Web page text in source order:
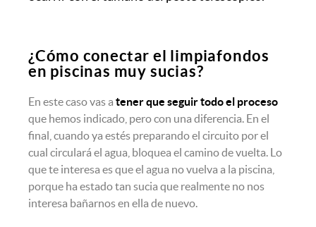
¿Cómo conectar el limpiafondos
en piscinas muy sucias?
En este caso vas a tener que seguir todo el proceso
que hemos indicado, pero con una diferencia. En el
final, cuando ya estés preparando el circuito por el
cual circulará el agua, bloquea el camino de vuelta. Lo
que te interesa es que el agua no vuelva a la piscina,
porque ha estado tan sucia que realmente no nos
interesa bañarnos en ella de nuevo.